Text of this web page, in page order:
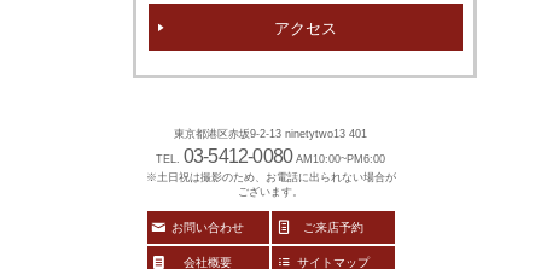
アクセス
東京都港区赤坂9-2-13 ninetytwo13 401
TEL. 03-5412-0080 AM10:00~PM6:00
※土日祝は撮影のため、お電話に出られない場合が
ございます。
お問い合わせ ご来店予約
会社概要 サイトマップ